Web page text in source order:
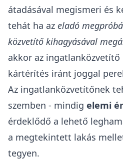
átadásával megismeri és
tehát ha az eladó
közvetítő kihagyásával
akkor az
kártérítés iránt joggal
Az ingatlanközvetítőnek
szemben - mindig elemi
érdeklődő a lehető
a megtekintett lakás
tegyen.